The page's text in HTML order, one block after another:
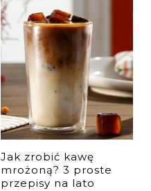
Jak zrobić kawę
mrożoną? 3 proste
przepisy na lato